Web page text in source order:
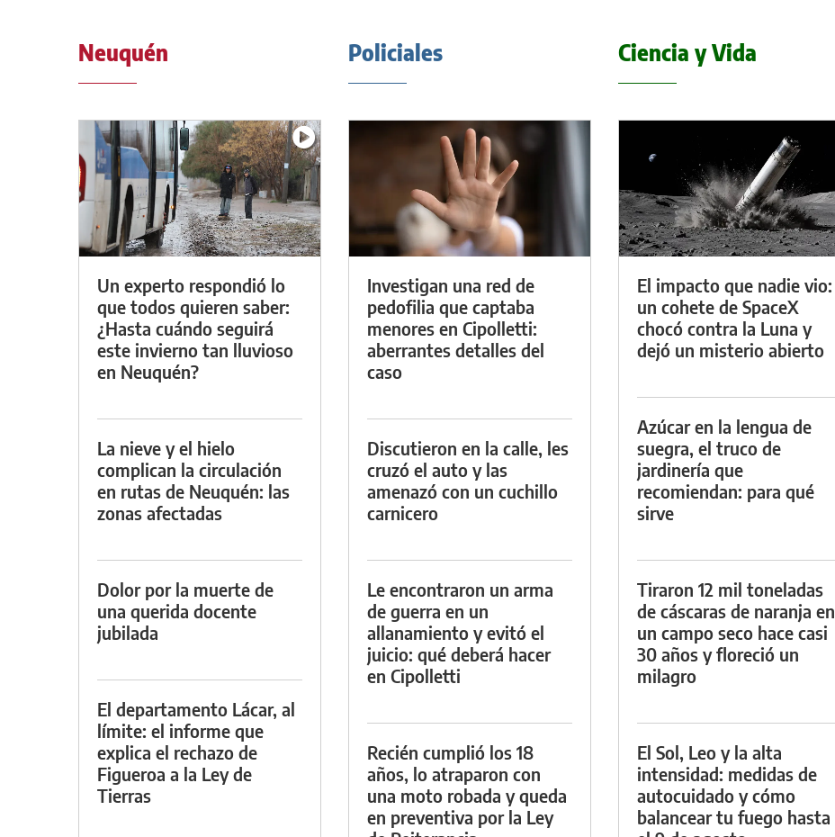
Neuquén
Un experto respondió lo
que todos quieren saber:
¿Hasta cuándo seguirá
este invierno tan lluvioso
en Neuquén?
La nieve y el hielo
complican la circulación
en rutas de Neuquén: las
zonas afectadas
Dolor por la muerte de
una querida docente
jubilada
El departamento Lácar, al
límite: el informe que
explica el rechazo de
Figueroa a la Ley de
Tierras
Policiales
Investigan una red de
pedofilia que captaba
menores en Cipolletti:
aberrantes detalles del
caso
Discutieron en la calle, les
cruzó el auto y las
amenazó con un cuchillo
carnicero
Le encontraron un arma
de guerra en un
allanamiento y evitó el
juicio: qué deberá hacer
en Cipolletti
Recién cumplió los 18
años, lo atraparon con
una moto robada y queda
en preventiva por la Ley
Ciencia y Vida
El impacto que nadie vio:
un cohete de SpaceX
chocó contra la Luna y
dejó un misterio abierto
Azúcar en la lengua de
suegra, el truco de
jardinería que
recomiendan: para qué
sirve
Tiraron 12 mil toneladas
de cáscaras de naranja en
un campo seco hace casi
30 años y floreció un
milagro
El Sol, Leo y la alta
intensidad: medidas de
autocuidado y cómo
balancear tu fuego hasta